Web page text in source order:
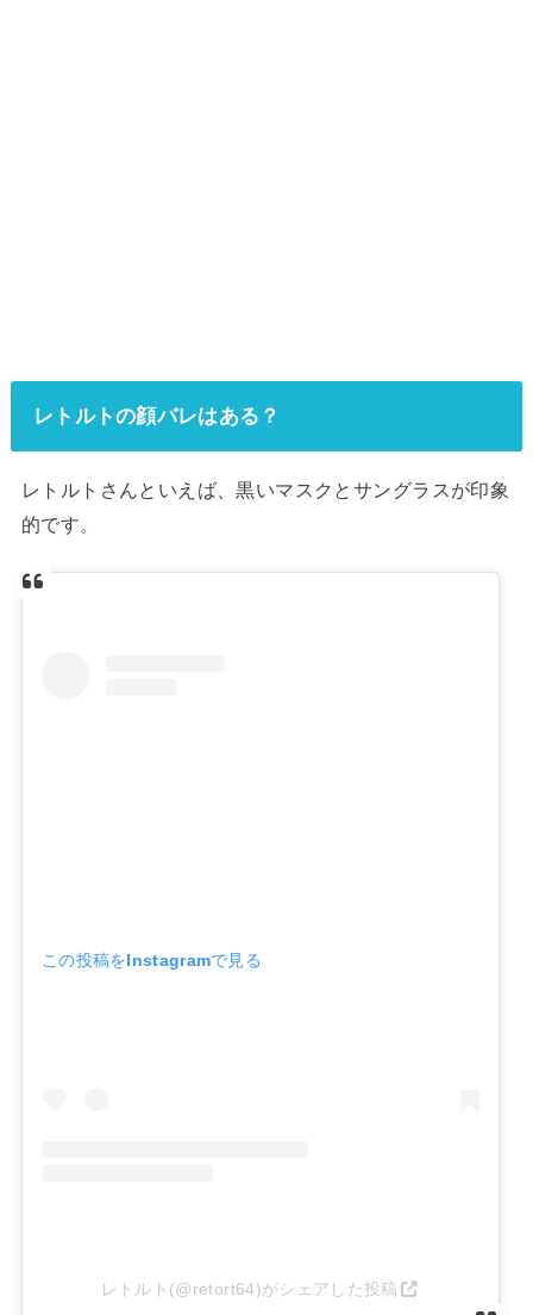
レトルトの顔バレはある？
レトルトさんといえば、黒いマスクとサングラスが印象
的です。
この投稿をInstagramで見る
レトルト(@retort64)がシェアした投稿